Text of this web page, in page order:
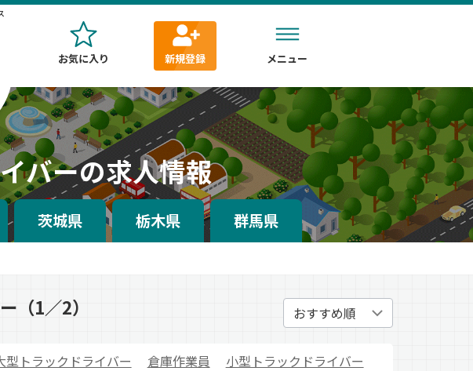
お気に入り 新規登録 メニュー
バーの求人情報
茨城県 栃木県 群馬県
（1／2）
型トラックドライバー 倉庫作業員 小型トラックドライバー